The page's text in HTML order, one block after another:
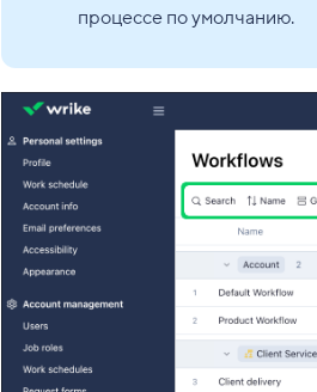
процессе по умолчанию.